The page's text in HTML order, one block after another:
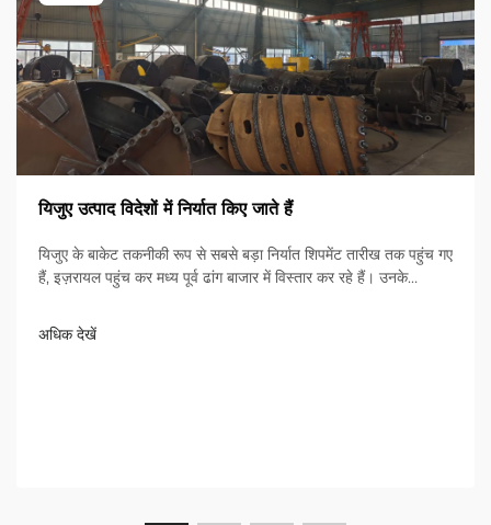
यिजुए उत्पाद विदेशों में निर्यात किए जाते हैं
यिजुए के बाकेट तकनीकी रूप से सबसे बड़ा निर्यात शिपमेंट तारीख तक पहुंच गए
हैं, इज़रायल पहुंच कर मध्य पूर्व ढांग बाजार में विस्तार कर रहे हैं। उनके
अधिक देखें